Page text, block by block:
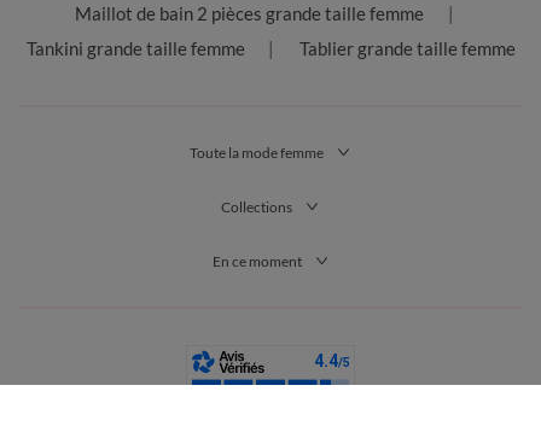
Maillot de bain 2 pièces grande taille femme
Tankini grande taille femme
Tablier grande taille femme
Toute la mode femme
Collections
En ce moment